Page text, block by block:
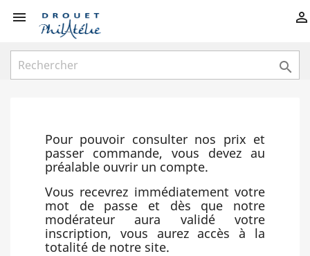
 

Pour pouvoir consulter nos prix et
passer commande, vous devez au
préalable ouvrir un compte.
Vous recevrez immédiatement votre
mot de passe et dès que notre
modérateur aura validé votre
inscription, vous aurez accès à la
totalité de notre site.